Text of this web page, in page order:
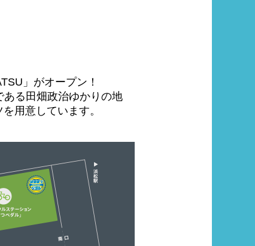
」がオープン！
る田畑政治ゆかりの地
用意しています。